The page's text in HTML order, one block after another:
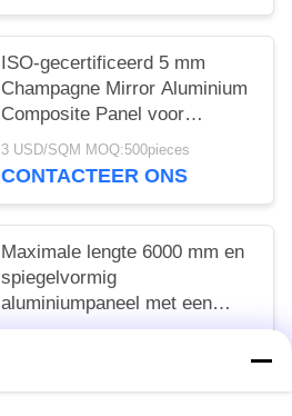
wandpanelen
ISO-gecertificeerd 5 mm
Champagne Mirror Aluminium
Composite Panel voor
architectonisch ontwerp
3 USD/SQM MOQ:500pieces
CONTACTEER ONS
Maximale lengte 6000 mm en
spiegelvormig
aluminiumpaneel met een
dikte van 6 mm